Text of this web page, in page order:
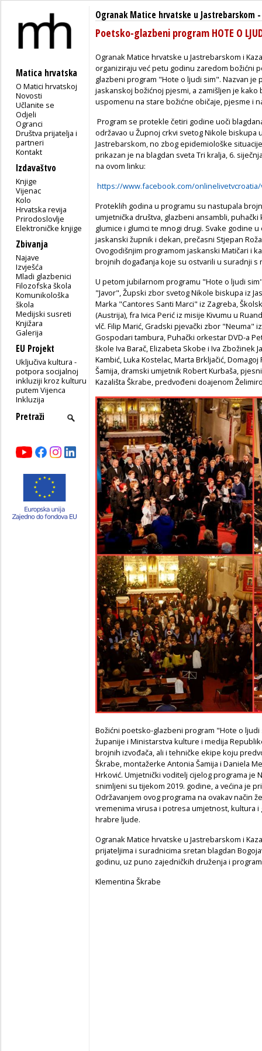
Matica hrvatska
O Matici hrvatskoj
Novosti
Učlanite se
Odjeli
Ogranci
Društva prijatelja i
partneri
Kontakt
Izdavaštvo
Knjige
Vijenac
Kolo
Hrvatska revija
Prirodoslovlje
Elektroničke knjige
Zbivanja
Najave
Izvješća
Mladi glazbenici
Filozofska škola
Komunikološka
škola
Medijski susreti
Knjižara
Galerija
EU Projekt
Uključiva kultura -
potpora socijalnoj
inkluziji kroz kulturu
putem Vijenca
Inkluzija
Ogranak Matice hrvatske u Jastrebarskom
Poetsko-glazbeni program HOTE O
Ogranak Matice hrvatske u Jastrebarskom i
organiziraju već petu godinu zaredom božićni
glazbeni program "Hote o ljudi sim". Nazvan je
jaskanskoj božićnoj pjesmi, a zamišljen je kako
uspomenu na stare božićne običaje, pjesme i
Program se protekle četiri godine uoči
održavao u Župnoj crkvi svetog Nikole biskupa
Jastrebarskom, no zbog epidemiološke
prikazan je na blagdan sveta Tri kralja, 6.
na ovom linku:
https://www.facebook.com/onlinelivetvcroatia/
Proteklih godina u programu su nastupala
umjetnička društva, glazbeni ansambli,
glumice i glumci te mnogi drugi. Svake godine
jaskanski župnik i dekan, prečasni Stjepan
Ovogodišnjim programom jaskanski Matičari i
brojnih događanja koje su ostvarili u suradnji s
U petom jubilarnom programu "Hote o ljudi
"Javor", Župski zbor svetog Nikole biskupa iz
Marka "Cantores Santi Marci" iz Zagreba,
(Austrija), fra Ivica Perić iz misije Kivumu u
vlč. Filip Marić, Gradski pjevački zbor "Neuma"
Gospodari tambura, Puhački orkestar DVD-a
škole Iva Barač, Elizabeta Skobe i Iva Zbožinek
Kambić, Luka Kostelac, Marta Brkljačić,
Šamija, dramski umjetnik Robert Kurbaša,
Kazališta Škrabe, predvođeni doajenom
Božićni poetsko-glazbeni program "Hote o
županije i Ministarstva kulture i medija
brojnih izvođača, ali i tehničke ekipe koju
Škrabe, montažerke Antonia Šamija i Daniela
Hrković. Umjetnički voditelj cijelog programa je
snimljeni su tijekom 2019. godine, a većina je
Održavanjem ovog programa na ovakav način
vremenima virusa i potresa umjetnost, kultura
hrabre ljude.
Ogranak Matice hrvatske u Jastrebarskom i
prijateljima i suradnicima sretan blagdan
godinu, uz puno zajedničkih druženja i
Klementina Škrabe